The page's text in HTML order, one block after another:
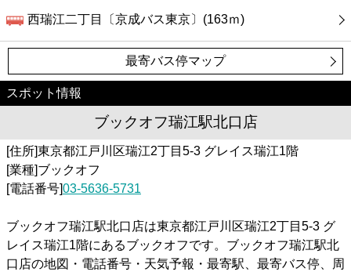
西瑞江二丁目〔京成バス東京〕(163ｍ)
最寄バス停マップ
スポット情報
ブックオフ瑞江駅北口店
[住所]東京都江戸川区瑞江2丁目5-3 グレイス瑞江1階
[業種]ブックオフ
[電話番号]03-5636-5731
ブックオフ瑞江駅北口店は東京都江戸川区瑞江2丁目5-3 グ
レイス瑞江1階にあるブックオフです。ブックオフ瑞江駅北
口店の地図・電話番号・天気予報・最寄駅、最寄バス停、周